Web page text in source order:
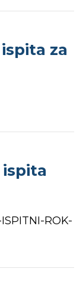
za
ispita
ROK-